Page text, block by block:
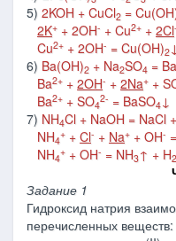
5) 2KOH + CuCl2 =
2K+ + 2OH- + Cu2+ + 2Cl-
Cu2+ + 2OH- = Cu(OH)2
6) Ba(OH)2 + Na2SO4 =
Ba2+ + 2OH- + 2Na+ +
Ba2+ + SO4
2- = BaSO4↓
7) NH4Cl + NaOH = NaCl
NH4
+ + Cl- + Na+ + OH- =
NH4
+ + OH- = NH3↑ + H2
Задание 1
Гидроксид натрия
перечисленных